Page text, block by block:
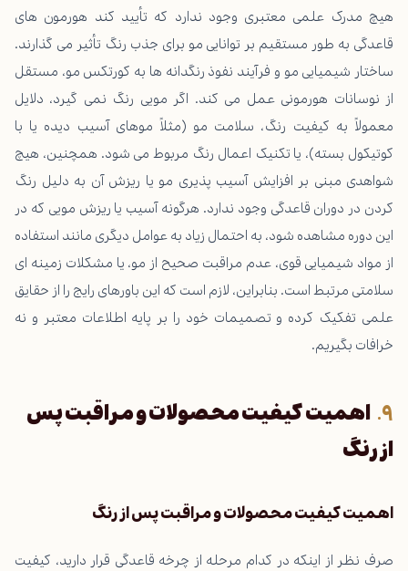
هیچ مدرک علمی معتبری وجود ندارد که تأیید کند هورمون های
قاعدگی به طور مستقیم بر توانایی مو برای جذب رنگ تأثیر می گذارند.
ساختار شیمیایی مو و فرآیند نفوذ رنگدانه ها به کورتکس مو، مستقل
از نوسانات هورمونی عمل می کند. اگر مویی رنگ نمی گیرد، دلایل
معمولاً به کیفیت رنگ، سلامت مو (مثلاً موهای آسیب دیده یا با
کوتیکول بسته)، یا تکنیک اعمال رنگ مربوط می شود. همچنین، هیچ
شواهدی مبنی بر افزایش آسیب پذیری مو یا ریزش آن به دلیل رنگ
کردن در دوران قاعدگی وجود ندارد. هرگونه آسیب یا ریزش مویی که در
این دوره مشاهده شود، به احتمال زیاد به عوامل دیگری مانند استفاده
از مواد شیمیایی قوی، عدم مراقبت صحیح از مو، یا مشکلات زمینه ای
سلامتی مرتبط است. بنابراین، لازم است که این باورهای رایج را از حقایق
علمی تفکیک کرده و تصمیمات خود را بر پایه اطلاعات معتبر و نه
خرافات بگیریم.
اهمیت کیفیت محصولات و مراقبت پس
از رنگ
اهمیت کیفیت محصولات و مراقبت پس از رنگ
صرف نظر از اینکه در کدام مرحله از چرخه قاعدگی قرار دارید، کیفیت